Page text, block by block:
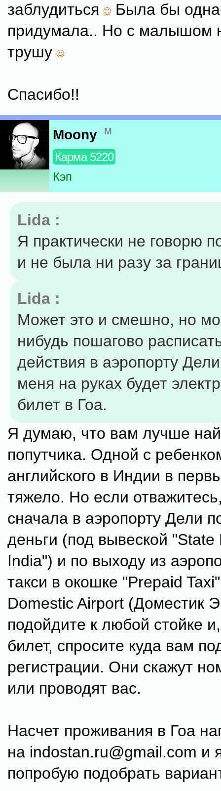
заблудиться
Была бы
придумала.. Но с малышом
трушу
Спасибо!!
Moony м
Карма 5220
Кэп
Lida :
Я практически не говорю
и не была ни разу за
Lida :
Может это и смешно, но
нибудь пошагово
действия в аэропорту
меня на руках будет
билет в Гоа.
Я думаю, что вам лучше
попутчика. Одной с
английского в Индии в
тяжело. Но если
сначала в аэропорту Дели
деньги (под вывеской "State
India") и по выходу из
такси в окошке "Prepaid
Domestic Airport (Доместик
подойдите к любой стойке
билет, спросите куда вам
регистрации. Они скажут
или проводят вас.
Насчет проживания в Гоа
на indostan.ru@gmail.com и
попробую подобрать